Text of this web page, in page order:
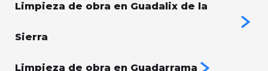
Limpieza de obra en Guadalix de la
Sierra
Limpieza de obra en Guadarrama